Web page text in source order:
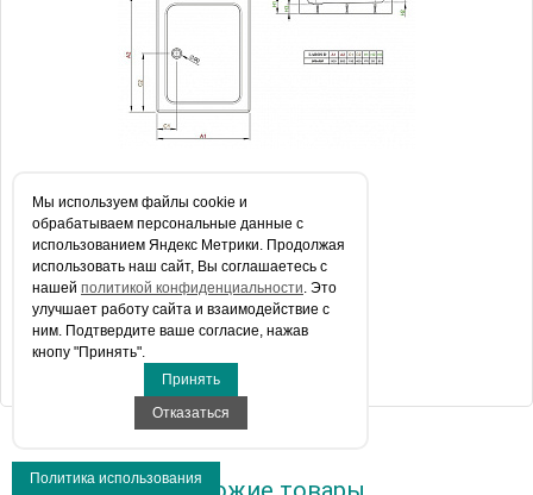
Поддон для душа Radaway Laros D80x90
23 460 руб.
КУПИТЬ В 1 КЛИК
Артикул
Политика использования
Мы используем файлы сookie и
обрабатываем персональные данные с
использованием Яндекс Метрики. Продолжая
использовать наш сайт, Вы соглашаетесь с
нашей политикой конфиденциальности. Это
улучшает работу сайта и взаимодействие с
ним. Подтвердите ваше согласие, нажав
кнопу "Принять".
Принять
Отказаться